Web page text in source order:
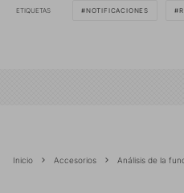
ETIQUETAS NOTIFICACIONES
Inicio Accesorios Análisis de la